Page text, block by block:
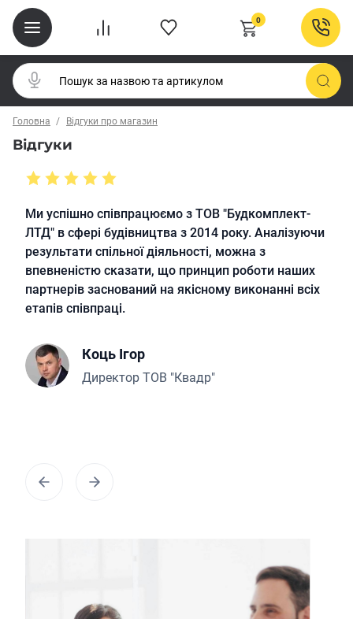
0
Головна Відгуки про магазин
Відгуки
Ми успішно співпрацюємо з ТОВ "Будкомплект-
ЛТД" в сфері будівництва з 2014 року. Аналізуючи
результати спільної діяльності, можна з
впевненістю сказати, що принцип роботи наших
партнерів заснований на якісному виконанні всіх
етапів співпраці.
Коць Ігор
Директор ТОВ "Квадр"